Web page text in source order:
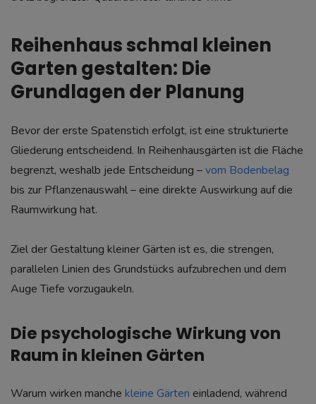
Reihenhaus schmal kleinen
Garten gestalten: Die
Grundlagen der Planung
Bevor der erste Spatenstich erfolgt, ist eine strukturierte
Gliederung entscheidend. In Reihenhausgärten ist die Fläche
begrenzt, weshalb jede Entscheidung –vom Bodenbelag
bis zur Pflanzenauswahl – eine direkte Auswirkung auf die
Raumwirkung hat.
Ziel der Gestaltung kleiner Gärten ist es, die strengen,
parallelen Linien des Grundstücks aufzubrechen und dem
Auge Tiefe vorzugaukeln.
Die psychologische Wirkung von
Raum in kleinen Gärten
Warum wirken manche kleine Gärten einladend, während